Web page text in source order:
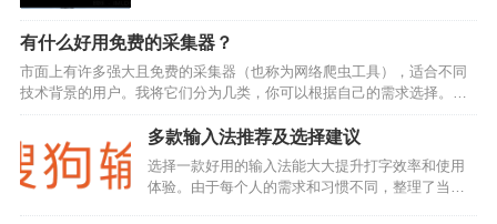
有什么好用免费的采集器？
市面上有许多强大且免费的采集器（也称为网络爬虫工具），适合不同
技术背景的用户。我将它们分为几类，你可以根据自己的需求选择。
一、 可视化/无代码工具 (适合新手、普通用户)这类工具最大的优点是你
不需要懂编程，通过点击和简单配置就能抓取数据。八爪鱼采集器特
点：国内最知名的采集器之一，功能非常强大，界面友…
多款输入法推荐及选择建议
选择一款好用的输入法能大大提升打字效率和使用
体验。由于每个人的需求和习惯不同，整理了当前